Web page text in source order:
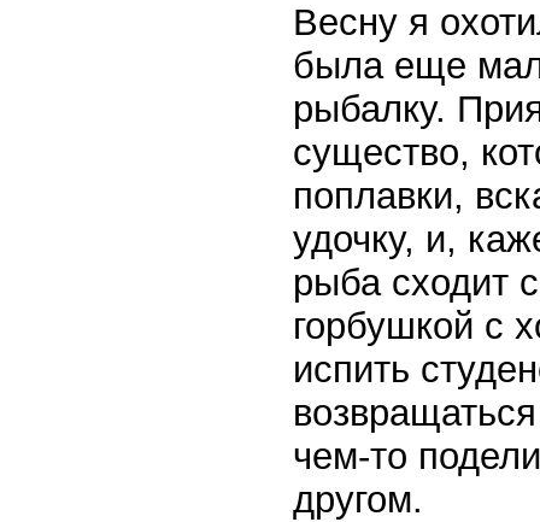
Весну я
была еще
рыбалку.
существо,
поплавки,
удочку, и,
рыба сходит
горбушкой с
испить
чем-то
другом.